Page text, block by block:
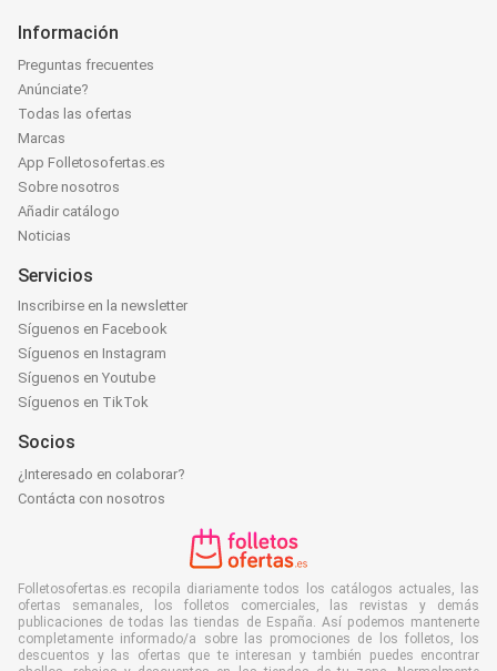
Información
Preguntas frecuentes
Anúnciate?
Todas las ofertas
Marcas
App Folletosofertas.es
Sobre nosotros
Añadir catálogo
Noticias
Servicios
Inscribirse en la newsletter
Síguenos en Facebook
Síguenos en Instagram
Síguenos en Youtube
Síguenos en TikTok
Socios
¿Interesado en colaborar?
Contácta con nosotros
Folletosofertas.es recopila diariamente todos los catálogos actuales, las
ofertas semanales, los folletos comerciales, las revistas y demás
publicaciones de todas las tiendas de España. Así podemos mantenerte
completamente informado/a sobre las promociones de los folletos, los
descuentos y las ofertas que te interesan y también puedes encontrar